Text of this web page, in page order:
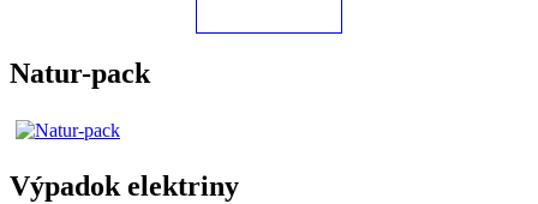
Natur-pack
Výpadok elektriny